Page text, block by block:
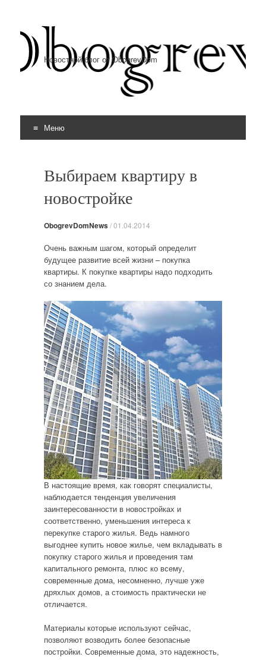
Новостной блог от ObogrevDom
Меню
Выбираем квартиру в
новостройке
ObogrevDomNews/01.04.2014
Очень важным шагом, который определит
будущее развитие всей жизни – покупка
квартиры. К покупке квартиры надо подходить
со знанием дела.
В настоящие время, как говорят специалисты,
наблюдается тенденция увеличения
заинтересованности в новостройках и
соответственно, уменьшения интереса к
перекупке старого жилья. Ведь намного
выгоднее купить новое жилье, чем вкладывать в
покупку старого жилья и проведения там
капитального ремонта, плюс ко всему,
современные дома, несомненно, лучше уже
дряхлых домов, а стоимость практически не
отличается.
Материалы которые используют сейчас,
позволяют возводить более безопасные
постройки. Современные дома, это надежность,